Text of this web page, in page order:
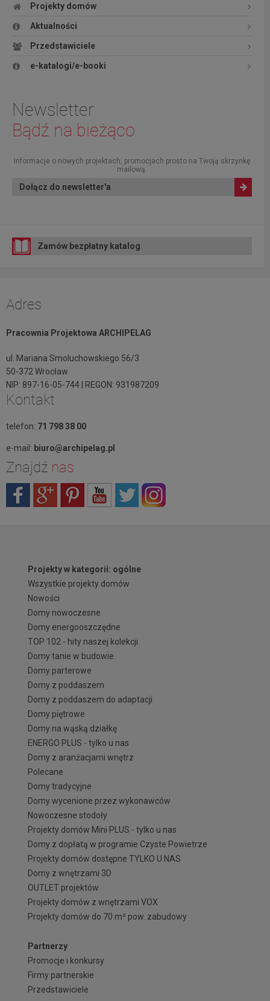
Projekty domów
Aktualności
Przedstawiciele
e-katalogi/e-booki
Newsletter
Bądź na bieżąco
Informacje o nowych projektach, promocjach prosto na Twoją skrzynkę
mailową.
Dołącz do newsletter'a
Zamów bezpłatny katalog
Adres
Pracownia Projektowa ARCHIPELAG
ul. Mariana Smoluchowskiego 56/3
50-372 Wrocław
NIP: 897-16-05-744 | REGON: 931987209
Kontakt
telefon: 71 798 38 00
e-mail: biuro@archipelag.pl
Znajdź nas
Projekty w kategorii: ogólne
Wszystkie projekty domów
Nowości
Domy nowoczesne
Domy energooszczędne
TOP 102 - hity naszej kolekcji
Domy tanie w budowie
Domy parterowe
Domy z poddaszem
Domy z poddaszem do adaptacji
Domy piętrowe
Domy na wąską działkę
ENERGO PLUS - tylko u nas
Domy z aranżacjami wnętrz
Polecane
Domy tradycyjne
Domy wycenione przez wykonawców
Nowoczesne stodoły
Projekty domów Mini PLUS - tylko u nas
Domy z dopłatą w programie Czyste Powietrze
Projekty domów dostępne TYLKO U NAS
Domy z wnętrzami 3D
OUTLET projektów
Projekty domów z wnętrzami VOX
Projekty domów do 70 m² pow. zabudowy
Partnerzy
Promocje i konkursy
Firmy partnerskie
Przedstawiciele